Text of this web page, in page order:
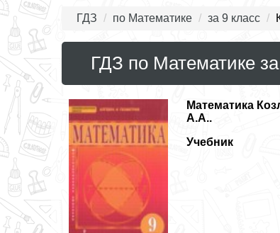
ГДЗ по Математике за 9 класс
ГДЗ по Математике
Математика
А.А..
Учебник